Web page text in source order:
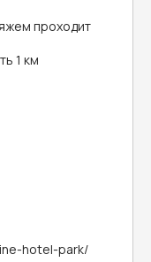
проходит
1 км
hotel-park/